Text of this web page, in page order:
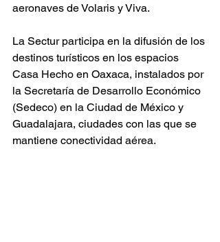
aeronaves de Volaris y Viva.
La Sectur participa en la difusión de los
destinos turísticos en los espacios
Casa Hecho en Oaxaca, instalados por
la Secretaría de Desarrollo Económico
(Sedeco) en la Ciudad de México y
Guadalajara, ciudades con las que se
mantiene conectividad aérea.